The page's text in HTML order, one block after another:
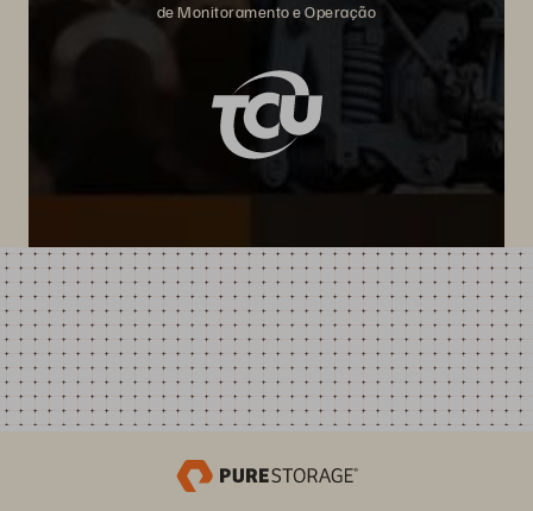
de Monitoramento e Operação